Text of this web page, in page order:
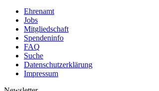
Ehrenamt
Jobs
Mitgliedschaft
Spendeninfo
FAQ
Suche
Datenschutzerklärung
Impressum